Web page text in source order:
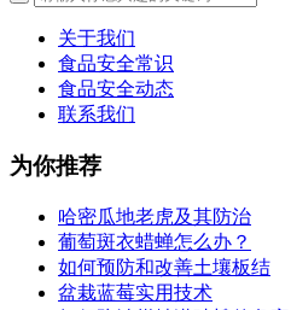
关于我们
食品安全常识
食品安全动态
联系我们
为你推荐
哈密瓜地老虎及其防治
葡萄斑衣蜡蝉怎么办？
如何预防和改善土壤板结
盆栽蓝莓实用技术